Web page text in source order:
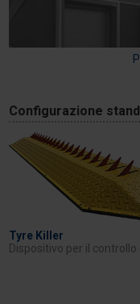
Configurazione
Tyre Killer
Dispositivo per il